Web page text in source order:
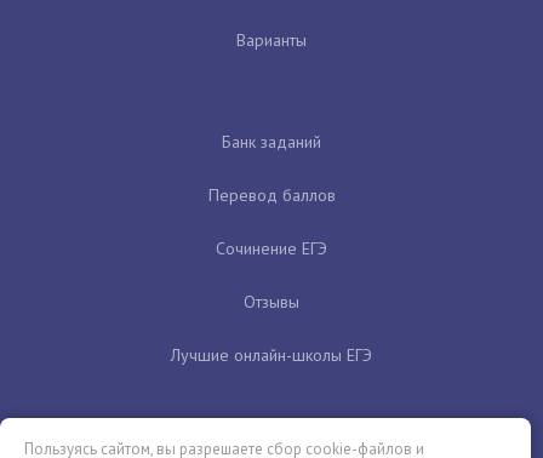
Варианты
Банк заданий
Перевод баллов
Сочинение ЕГЭ
Отзывы
Лучшие онлайн-школы ЕГЭ
Пользуясь сайтом, вы разрешаете сбор cookie-файлов и